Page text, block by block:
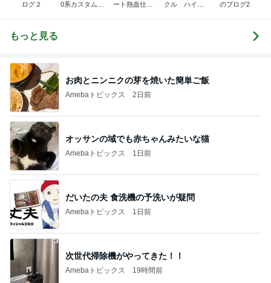
ログ２
0系カスタム車
ート熱血仕入
クル ハイエ
のブログ2
もっと見る
お肉とニンニクの芽を焼いた簡単ご飯
Amebaトピックス 2日前
オッサンの域でも赤ちゃんみたいな猫
Amebaトピックス 1日前
だいたの夫 食洗機の予洗いが疑問
Amebaトピックス 1日前
次世代掃除機がやってきた！！
Amebaトピックス 19時間前